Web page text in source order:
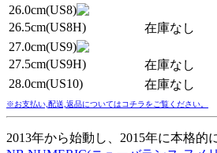
26.0cm(US8)
26.5cm(US8H)
在庫なし
27.0cm(US9)
27.5cm(US9H)
在庫なし
28.0cm(US10)
在庫なし
※お支払い,配送,返品についてはコチラをご覧ください。
2013年から始動し、2015年に本格的